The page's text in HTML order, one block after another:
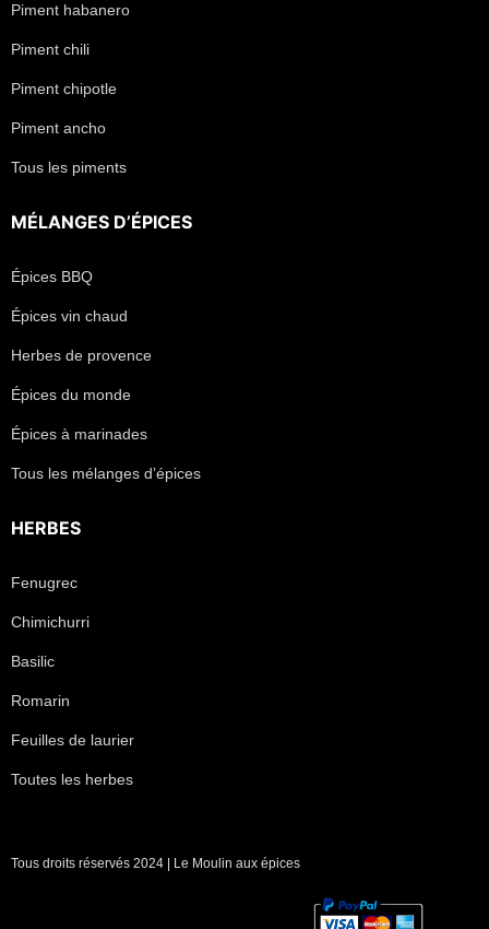
Piment habanero
Piment chili
Piment chipotle
Piment ancho
Tous les piments
MÉLANGES D’ÉPICES
Épices BBQ
Épices vin chaud
Herbes de provence
Épices du monde
Épices à marinades
Tous les mélanges d’épices
HERBES
Fenugrec
Chimichurri
Basilic
Romarin
Feuilles de laurier
Toutes les herbes
Tous droits réservés 2024 | Le Moulin aux épices